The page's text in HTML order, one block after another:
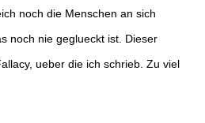
noch die Menschen an sich
noch nie geglueckt ist. Dieser
ueber die ich schrieb. Zu viel